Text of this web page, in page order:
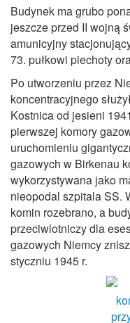
Budynek ma grubo
jeszcze przed II wojną
amunicyjny
73. pułkowi piechoty
Po utworzeniu przez
koncentracyjnego
Kostnica od jesieni
pierwszej komory
uruchomieniu
gazowych w Birkenau
wykorzystywana jako
nieopodal szpitala SS.
komin rozebrano, a
przeciwlotniczy dla
gazowych Niemcy
styczniu 1945 r.